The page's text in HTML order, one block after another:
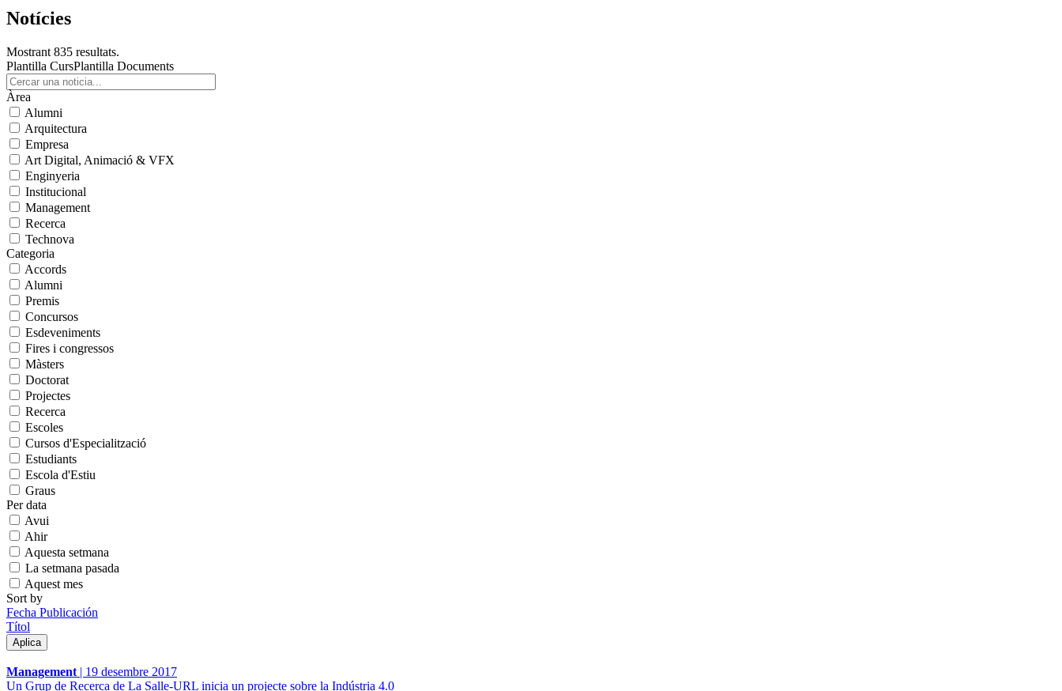
Notícies
Mostrant 835 resultats.
Plantilla CursPlantilla Documents
Àrea
Alumni
Arquitectura
Empresa
Art Digital, Animació & VFX
Enginyeria
Institucional
Management
Recerca
Technova
Categoria
Accords
Alumni
Premis
Concursos
Esdeveniments
Fires i congressos
Màsters
Doctorat
Projectes
Recerca
Escoles
Cursos d'Especialització
Estudiants
Escola d'Estiu
Graus
Per data
Avui
Ahir
Aquesta setmana
La setmana pasada
Aquest mes
Sort by
Fecha Publicación
Títol
Management | 19 desembre 2017
Un Grup de Recerca de La Salle-URL inicia un projecte sobre la Indústria 4.0